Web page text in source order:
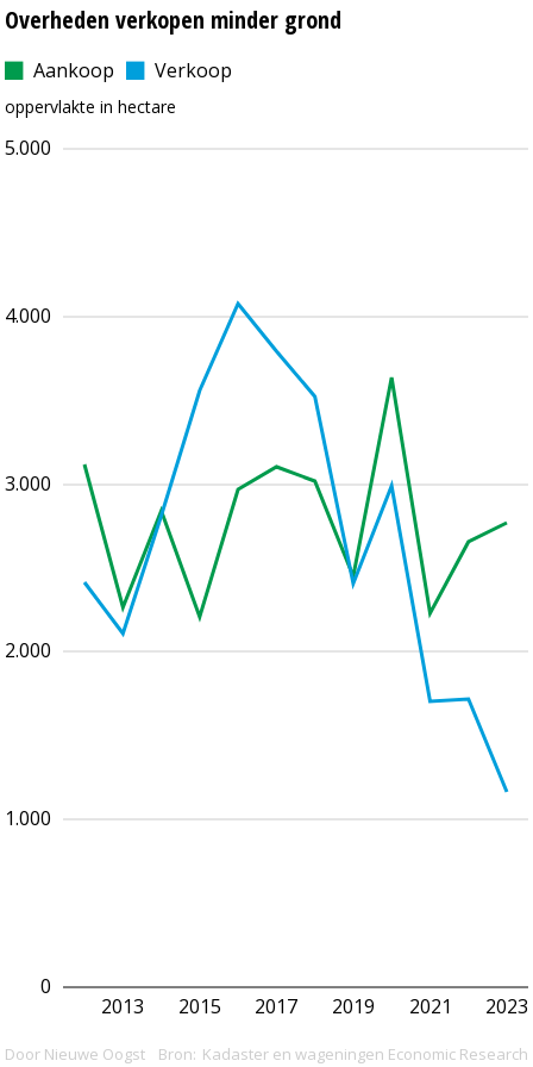
Overheden verkopen minder grond
oppervlakte in hectare
Aankoop Verkoop
2023
2021
2019
2017
2015
2013
0
1.000
2.000
3.000
4.000
5.000
Bron: Kadaster en wageningen Economic Research
Door Nieuwe Oogst